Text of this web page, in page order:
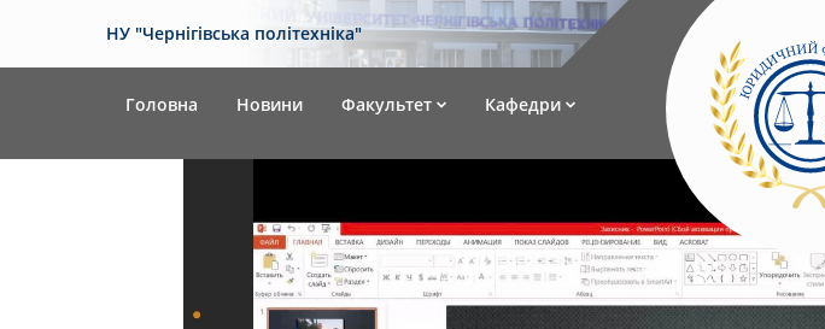
НУ "Чернігівська політехніка"
Головна Новини Факультет Кафедри